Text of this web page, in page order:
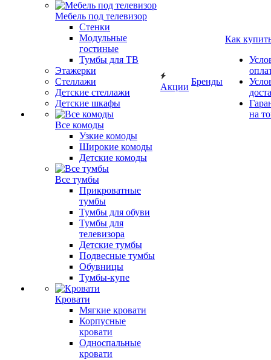
Мебель под телевизор
Стенки
Модульные
гостиные
Тумбы для ТВ
Этажерки
Стеллажи
Детские стеллажи
Детские шкафы
Все комоды
Узкие комоды
Широкие комоды
Детские комоды
Все тумбы
Прикроватные
тумбы
Тумбы для обуви
Тумбы для
телевизора
Детские тумбы
Подвесные тумбы
Обувницы
Тумбы-купе
Кровати
Мягкие кровати
Корпусные
кровати
Односпальные
кровати
Акции
Бренды
Как
на